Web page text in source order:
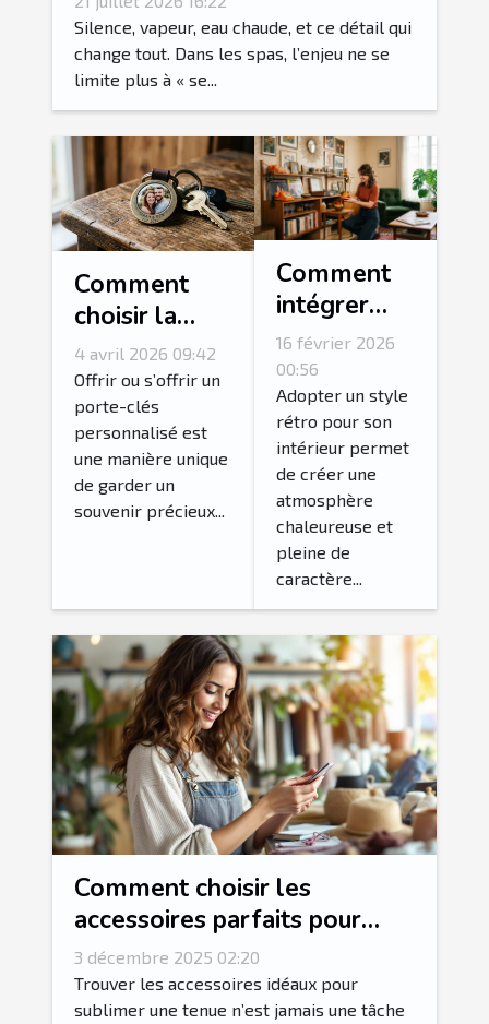
Silence, vapeur, eau chaude, et ce détail qui
change tout. Dans les spas, l’enjeu ne se
limite plus à « se...
Comment
choisir la
photo idéale
pour votre
porte-clés
personnalisé?
4 avril 2026 09:42
Offrir ou s’offrir un
porte-clés
personnalisé est
une manière unique
de garder un
souvenir précieux...
Comment
intégrer
des
accessoires
vintage
pour un
intérieur
rétro
authentique
?
16 février 2026
00:56
Adopter un style
rétro pour son
intérieur permet
de créer une
atmosphère
chaleureuse et
pleine de
caractère...
Comment choisir les
accessoires parfaits pour
votre style vestimentaire ?
3 décembre 2025 02:20
Trouver les accessoires idéaux pour
sublimer une tenue n’est jamais une tâche